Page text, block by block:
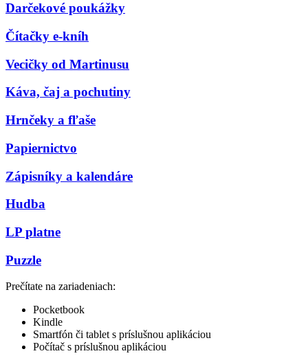
Darčekové poukážky
Čítačky e-kníh
Vecičky od Martinusu
Káva, čaj a pochutiny
Hrnčeky a fľaše
Papiernictvo
Zápisníky a kalendáre
Hudba
LP platne
Puzzle
Prečítate na zariadeniach:
Pocketbook
Kindle
Smartfón či tablet s príslušnou aplikáciou
Počítač s príslušnou aplikáciou